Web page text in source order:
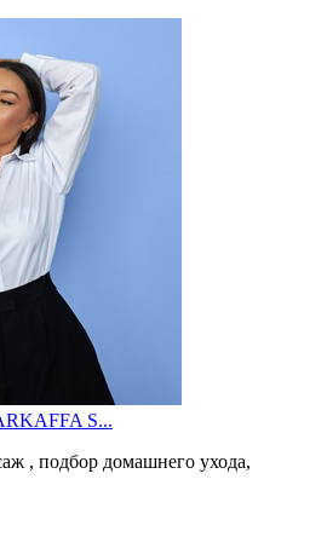
S...
, подбор домашнего ухода,